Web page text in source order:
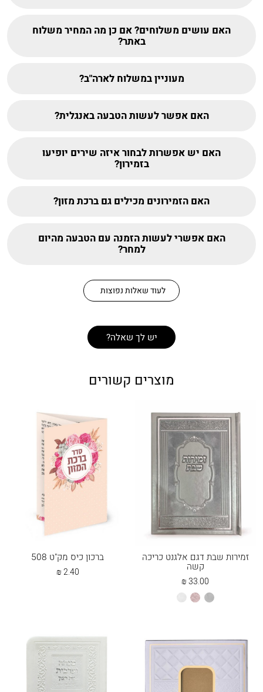
האם עושים משלוחים? אם כן מה המחיר משלוח
באתר?
מעוניין במשלוח לארה"ב?
האם אפשר לעשות הטבעה באנגלית?
האם יש אפשרות לבחור איזה שירים יופיעו
בזמירון?
האם הזמירונים מכילים גם ברכת מזון?
האם אפשרי לעשות הזמנה עם הטבעה מהיום
למחר?
לעוד שאלות נפוצות
יש לך שאלה?
מוצרים קשורים
זמירות שבת דגם אלגנט כריכה
קשה
33.00
₪
אפורכספסף
לבן
ברכון כיס מק"ט 508
2.40
₪